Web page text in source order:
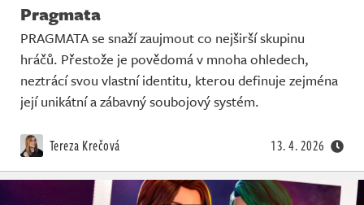
Pragmata
PRAGMATA se snaží zaujmout co nejširší skupinu
hráčů. Přestože je povědomá v mnoha ohledech,
neztrácí svou vlastní identitu, kterou definuje zejména
její unikátní a zábavný soubojový systém.
Tereza Krečová 13. 4. 2026